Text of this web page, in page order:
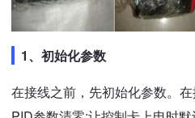
1、初始化参数
在接线之前，先初始化参数。